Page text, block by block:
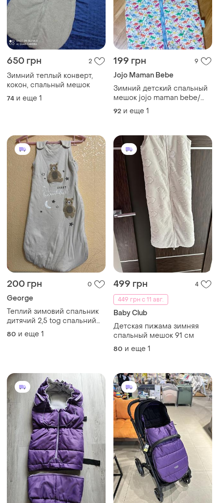
650 грн 2
Зимний теплый конверт,
кокон, спальный мешок
74 и еще 1
199 грн 9
Jojo Maman Bebe
Зимний детский спальный
мешок jojo maman bebe/
одеяло / конверт /
92 и еще 1
200 грн 0
George
Теплий зимовий спальник
дитячий 2,5 tog спальний
мішок
80 и еще 1
499 грн
4
449 грн с 11 авг.
Baby Club
Детская пижама зимняя
спальный мешок 91 см
80 и еще 1